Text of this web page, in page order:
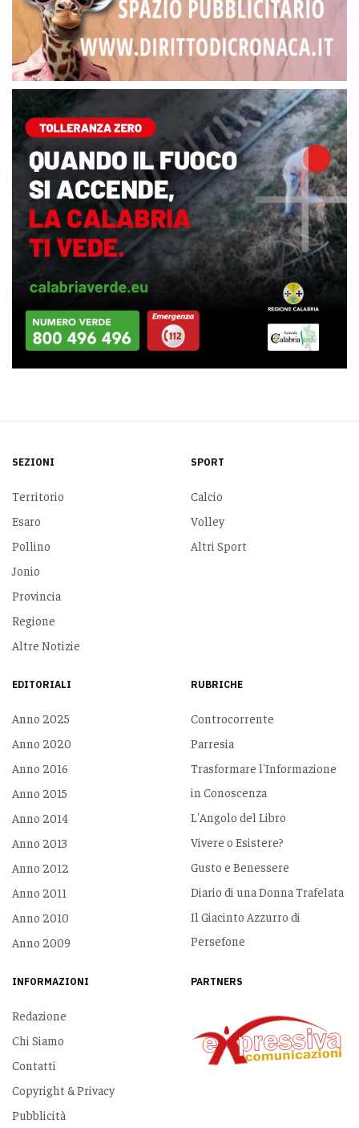
SEZIONI
Territorio
Esaro
Pollino
Jonio
Provincia
Regione
Altre Notizie
SPORT
Calcio
Volley
Altri Sport
EDITORIALI
Anno 2025
Anno 2020
Anno 2016
Anno 2015
Anno 2014
Anno 2013
Anno 2012
Anno 2011
Anno 2010
Anno 2009
RUBRICHE
Controcorrente
Parresia
Trasformare l'Informazione
in Conoscenza
L'Angolo del Libro
Vivere o Esistere?
Gusto e Benessere
Diario di una Donna Trafelata
Il Giacinto Azzurro di
Persefone
INFORMAZIONI
Redazione
Chi Siamo
Contatti
Copyright & Privacy
Pubblicità
PARTNERS